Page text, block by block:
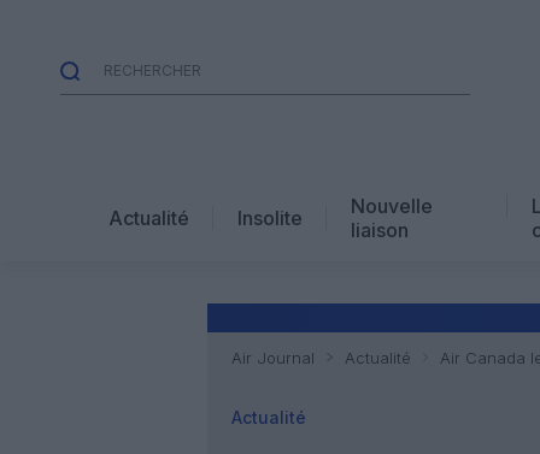
Actualité Insolite
Nouvelle
liaison
Air Journal Actualité Air Canada
Actualité